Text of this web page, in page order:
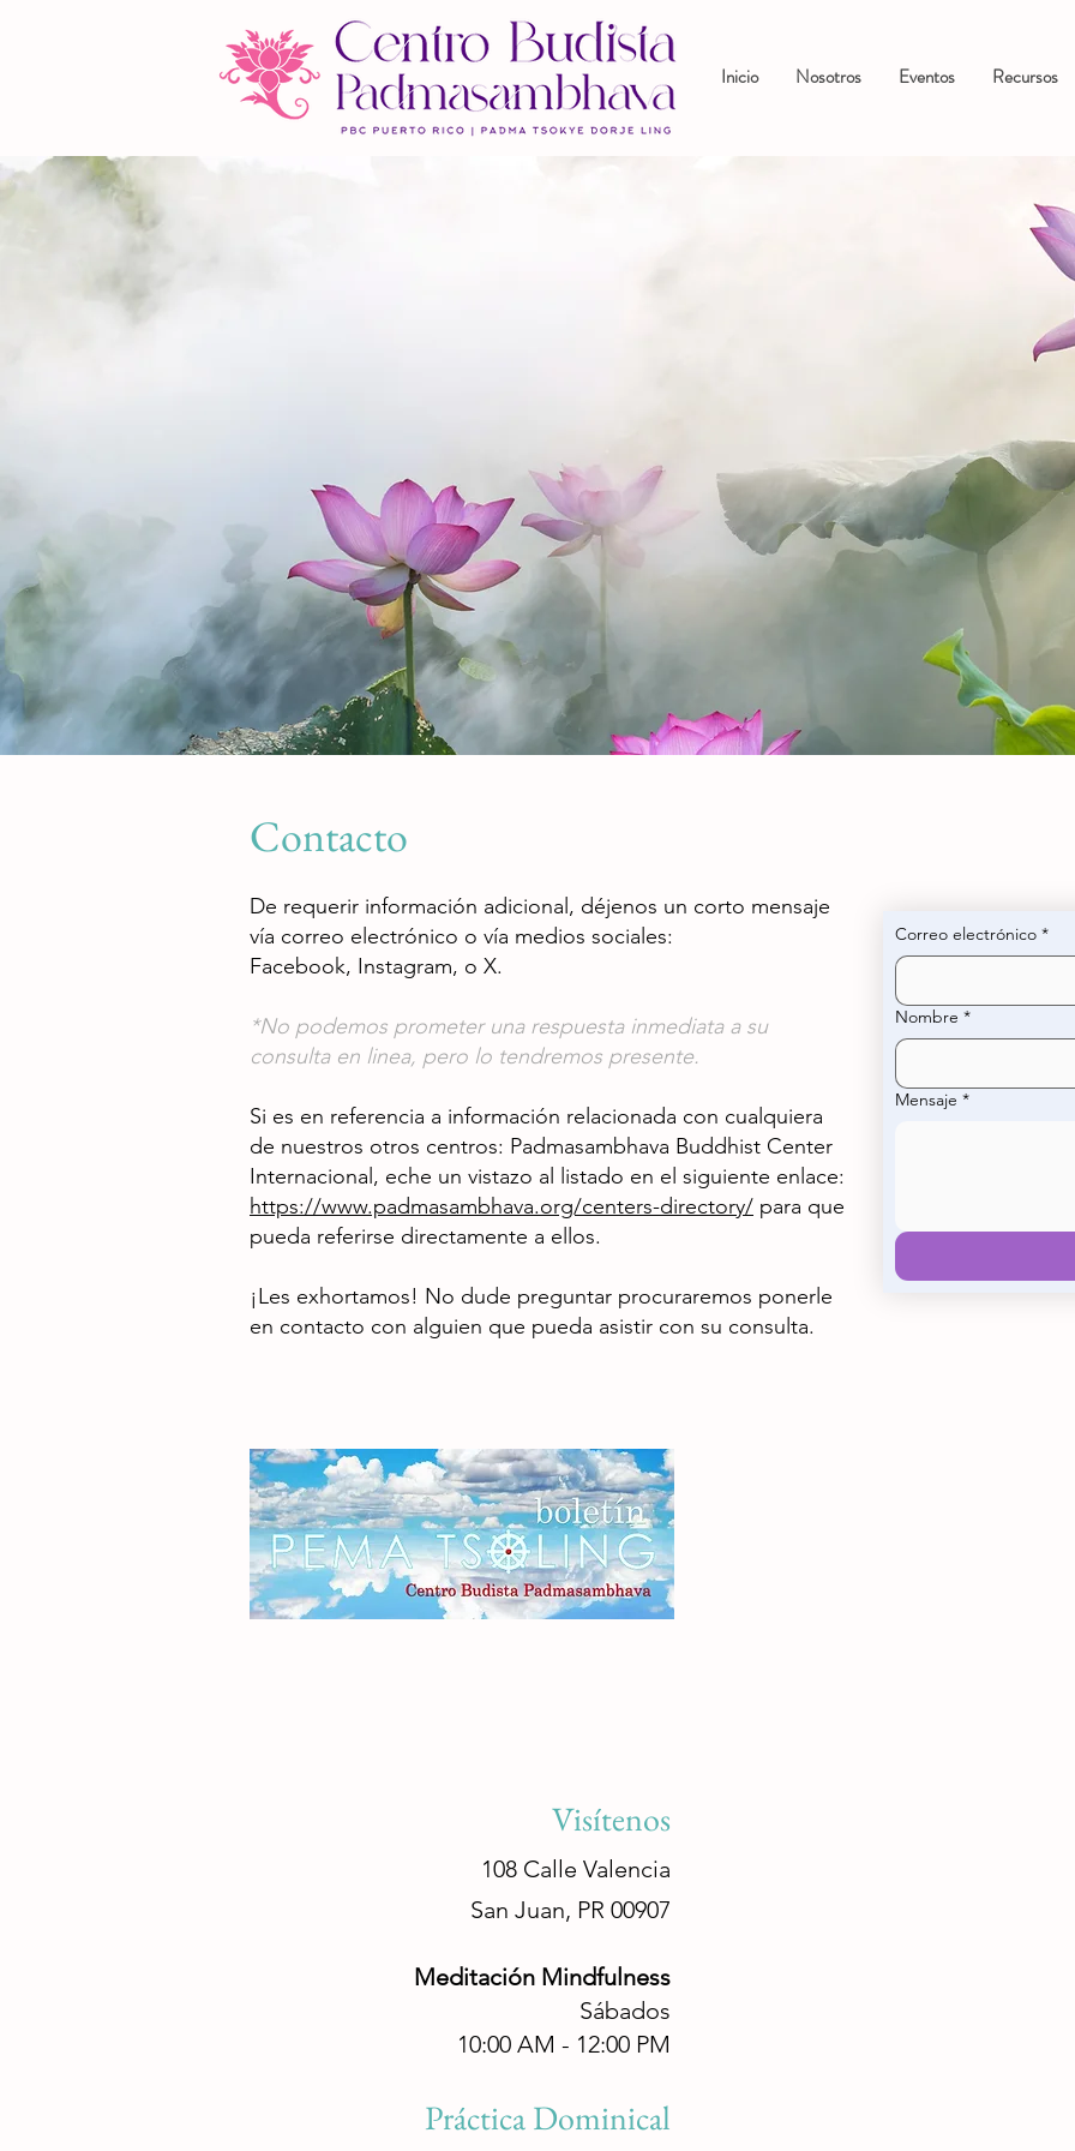
Inicio Nosotros Eventos Recursos
Contacto
De requerir información adicional, déjenos un corto mensaje
vía correo electrónico o vía medios sociales:
Facebook, Instagram, o X.
*No podemos prometer una respuesta inmediata a su
consulta en linea, pero lo tendremos presente.
Si es en referencia a información relacionada con cualquiera
de nuestros otros centros: Padmasambhava Buddhist Center
Internacional, eche un vistazo al listado en el siguiente enlace:
https://www.padmasambhava.org/centers-directory/ para que
pueda referirse directamente a ellos.
¡Les exhortamos! No dude preguntar procuraremos ponerle
en contacto con alguien que pueda asistir con su consulta.
Correo electrónico *
Nombre *
Mensaje *
Visítenos
108 Calle Valencia
San Juan, PR 00907
Meditación Mindfulness
Sábados
10:00 AM - 12:00 PM
Práctica Dominical